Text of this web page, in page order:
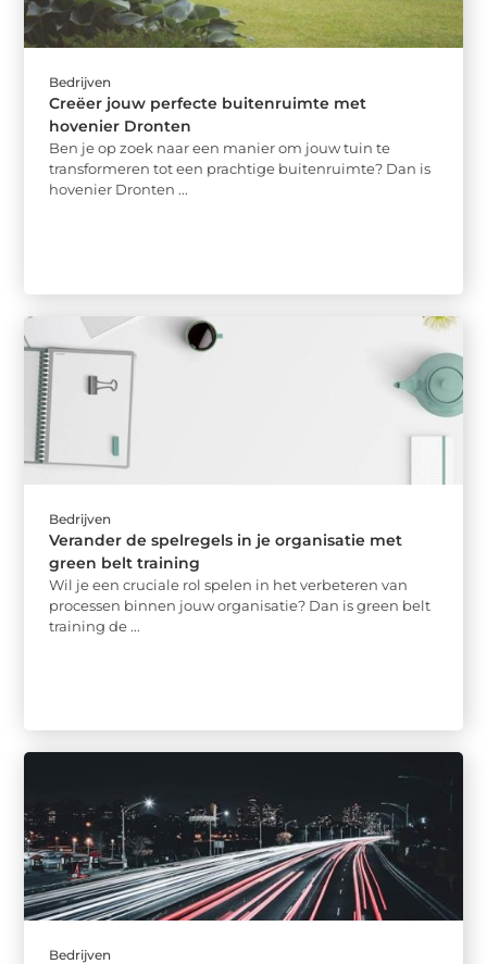
Bedrijven
Creëer jouw perfecte buitenruimte met
hovenier Dronten
Ben je op zoek naar een manier om jouw tuin te
transformeren tot een prachtige buitenruimte? Dan is
hovenier Dronten ...
Bedrijven
Verander de spelregels in je organisatie met
green belt training
Wil je een cruciale rol spelen in het verbeteren van
processen binnen jouw organisatie? Dan is green belt
training de ...
Bedrijven